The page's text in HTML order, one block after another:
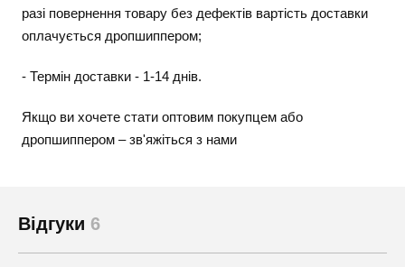
разі повернення товару без дефектів вартість доставки
оплачується дропшиппером;
- Термін доставки - 1-14 днів.
Якщо ви хочете стати оптовим покупцем або
дропшиппером – зв'яжіться з нами
Відгуки 6